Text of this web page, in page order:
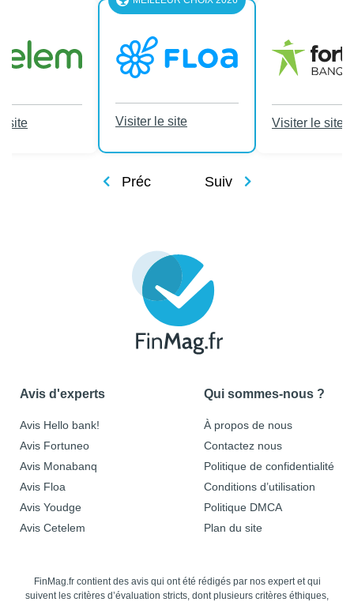
site Visiter le site Visiter le site
Préc Suiv
Avis d'experts
Avis Hello bank!
Avis Fortuneo
Avis Monabanq
Avis Floa
Avis Youdge
Avis Cetelem
Qui sommes-nous ?
À propos de nous
Contactez nous
Politique de confidentialité
Conditions d’utilisation
Politique DMCA
Plan du site
FinMag.fr contient des avis qui ont été rédigés par nos expert et qui
suivent les critères d’évaluation stricts, dont plusieurs critères éthiques,